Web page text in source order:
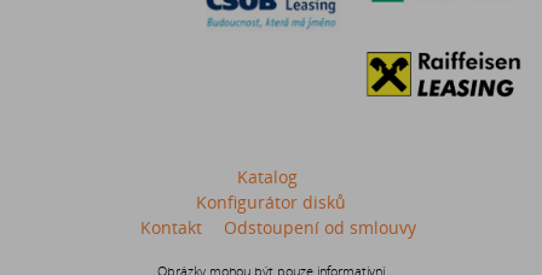
Katalog
Konfigurátor disků
Kontakt
Odstoupení od smlouvy
Obrázky mohou být pouze informativní